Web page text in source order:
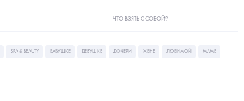
ЧТО ВЗЯТЬ С СОБОЙ?
SPA & BEAUTY БАБУШКЕ ДЕВУШКЕ ДОЧЕРИ ЖЕНЕ ЛЮБИМОЙ МАМЕ